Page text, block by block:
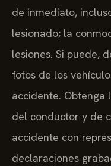
de inmediato,
lesionado; la
lesiones. Si puede,
fotos de los
accidente.
del conductor y de
accidente con
declaraciones